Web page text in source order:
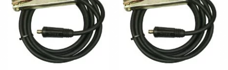
Deze
kan
gekozen
worden
op